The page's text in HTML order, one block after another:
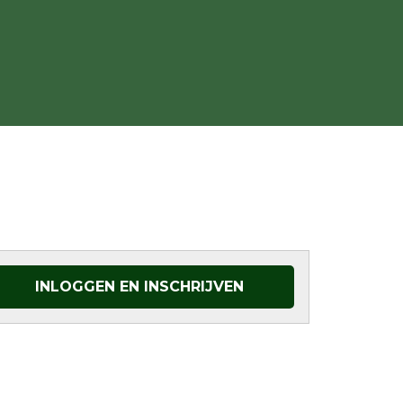
INLOGGEN EN INSCHRIJVEN